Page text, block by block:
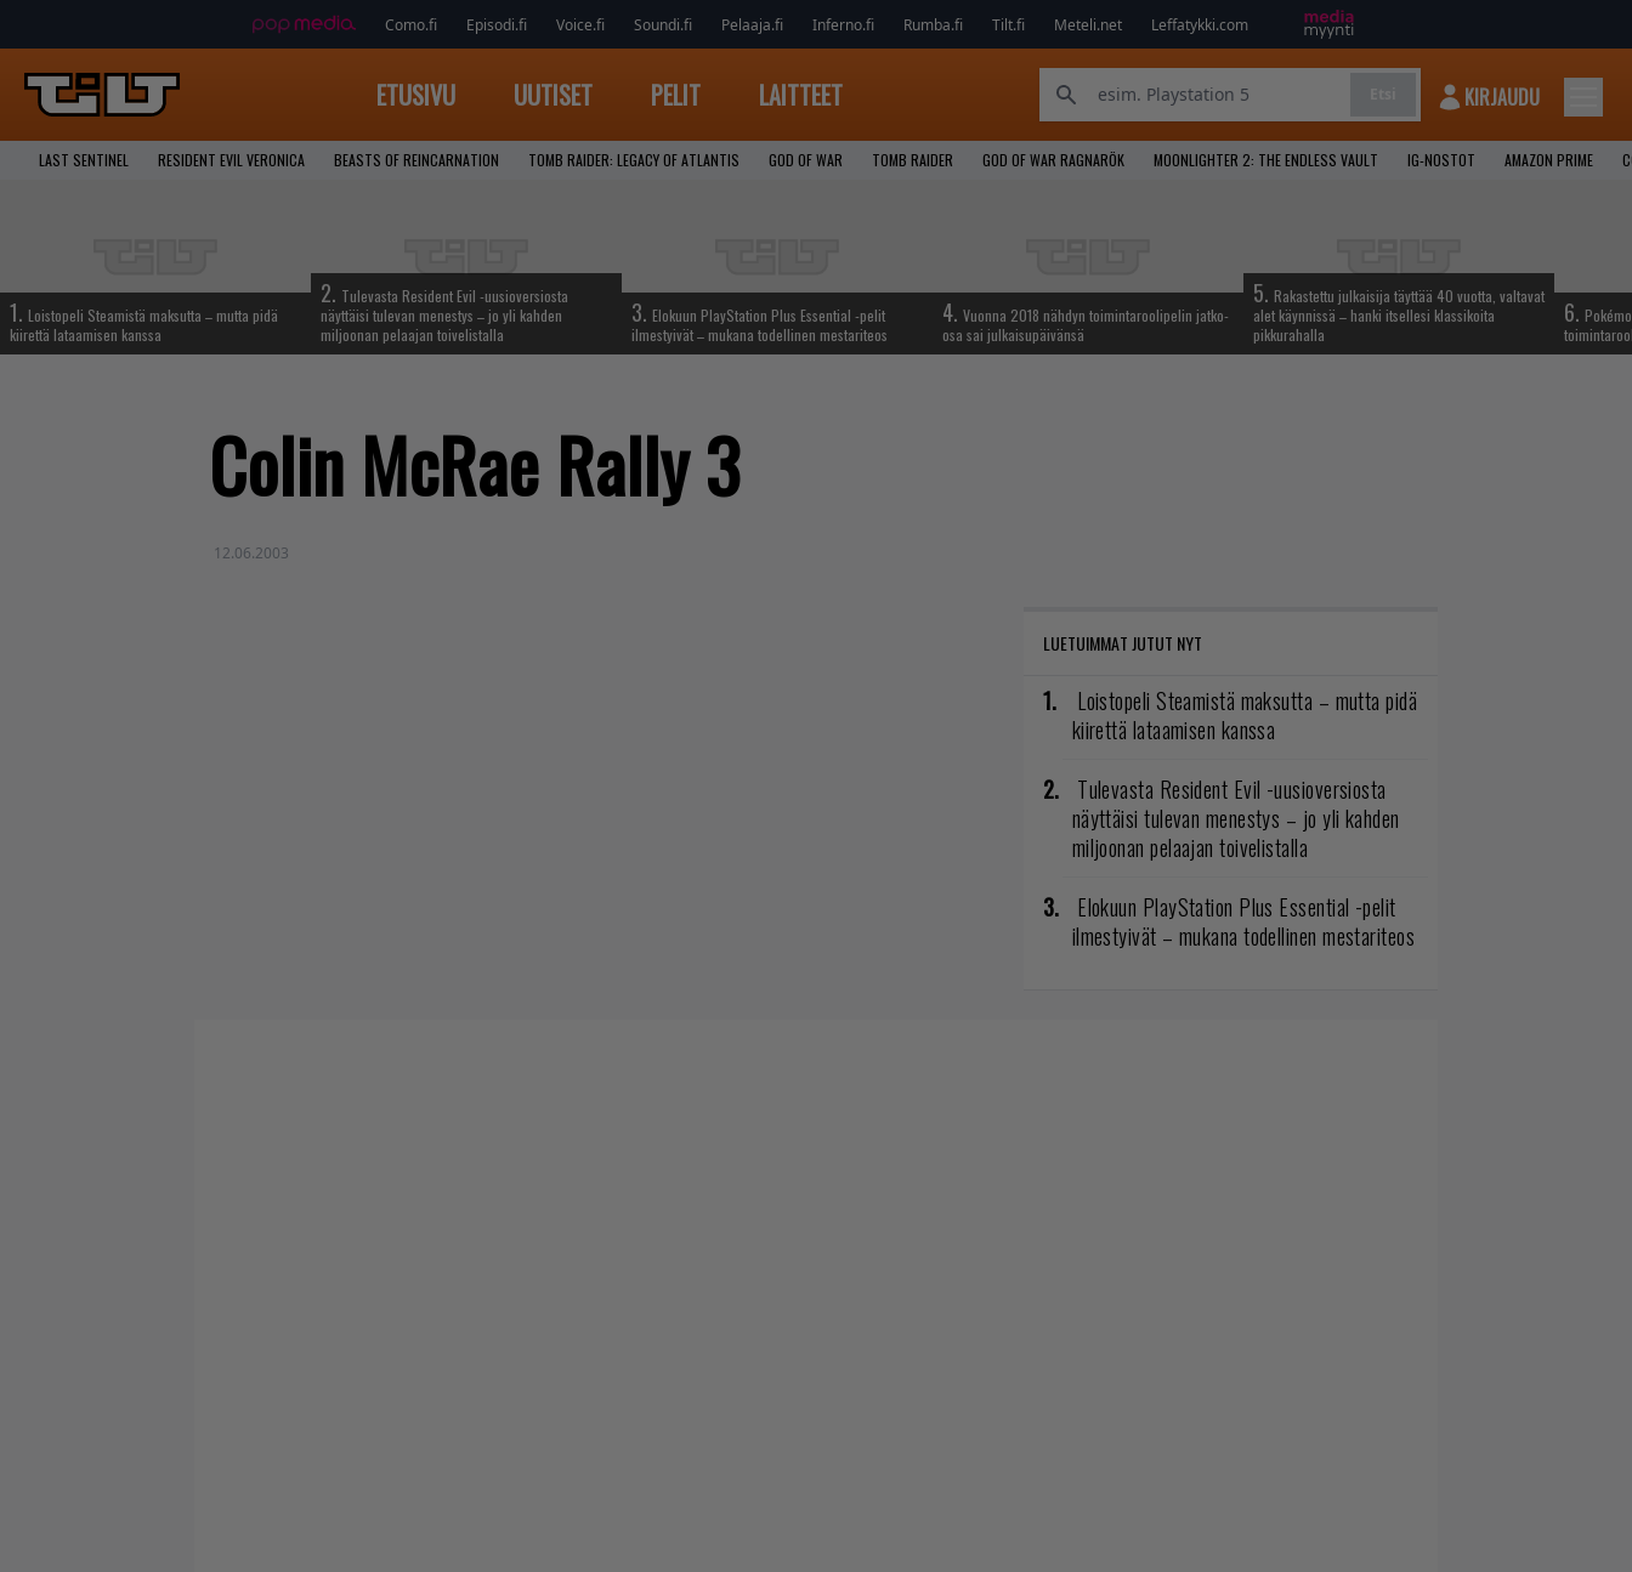
Como.fi Episodi.fi Voice.fi Soundi.fi Pelaaja.fi Inferno.fi Rumba.fi Tilt.fi Meteli.net Leffatykki.com
ETUSIVU UUTISET PELIT LAITTEET KIRJAUDU
LAST SENTINEL RESIDENT EVIL VERONICA BEASTS OF REINCARNATION TOMB RAIDER: LEGACY OF ATLANTIS GOD OF WAR TOMB RAIDER GOD OF WAR RAGNARÖK MOONLIGHTER 2: THE ENDLESS VAULT IG-NOSTOT AMAZON PRIME
1. Loistopeli Steamistä maksutta – mutta pidä
kiirettä lataamisen kanssa
2. Tulevasta Resident Evil -uusioversiosta
näyttäisi tulevan menestys – jo yli kahden
miljoonan pelaajan toivelistalla
3. Elokuun PlayStation Plus Essential -pelit
ilmestyivät – mukana todellinen mestariteos
4. Vuonna 2018 nähdyn toimintaroolipelin jatko-
osa sai julkaisupäivänsä
5. Rakastettu julkaisija täyttää 40 vuotta, valtavat
alet käynnissä – hanki itsellesi klassikoita
pikkurahalla
6.
Colin McRae Rally 3
12.06.2003
LUETUIMMAT JUTUT NYT
Loistopeli Steamistä maksutta – mutta pidä
kiirettä lataamisen kanssa
Tulevasta Resident Evil -uusioversiosta
näyttäisi tulevan menestys – jo yli kahden
miljoonan pelaajan toivelistalla
Elokuun PlayStation Plus Essential -pelit
ilmestyivät – mukana todellinen mestariteos